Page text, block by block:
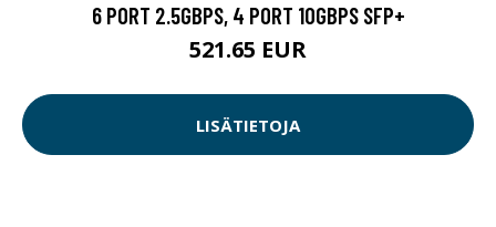
6 PORT 2.5GBPS, 4 PORT 10GBPS SFP+
521.65 EUR
LISÄTIETOJA